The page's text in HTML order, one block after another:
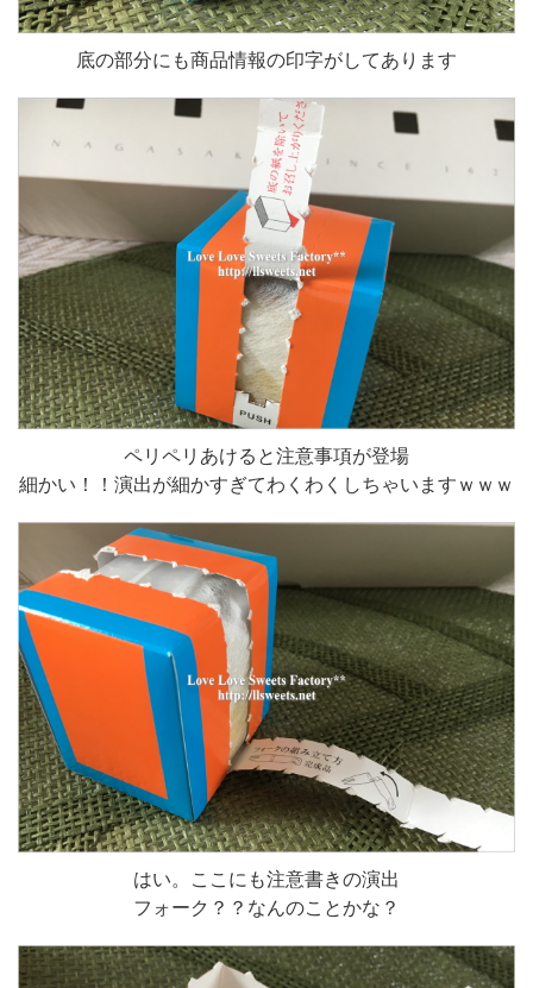
底の部分にも商品情報の印字がしてあります
ペリペリあけると注意事項が登場
細かい！！演出が細かすぎてわくわくしちゃいますｗｗｗ
はい。ここにも注意書きの演出
フォーク？？なんのことかな？